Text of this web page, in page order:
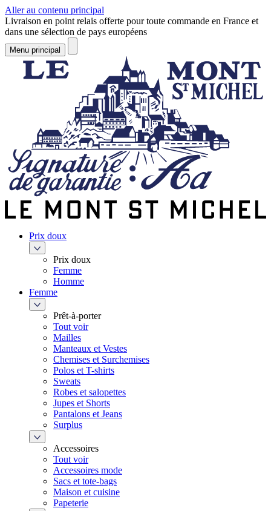
Aller au contenu principal
Livraison en point relais offerte pour toute commande en France et
dans une sélection de pays européens
Menu principal
Prix doux
Prix doux
Femme
Homme
Femme
Prêt-à-porter
Tout voir
Mailles
Manteaux et Vestes
Chemises et Surchemises
Polos et T-shirts
Sweats
Robes et salopettes
Jupes et Shorts
Pantalons et Jeans
Surplus
Accessoires
Tout voir
Accessoires mode
Sacs et tote-bags
Maison et cuisine
Papeterie